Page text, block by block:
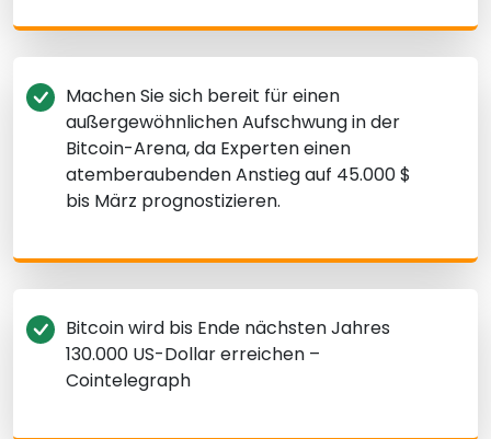
Machen Sie sich bereit für einen
außergewöhnlichen Aufschwung in der
Bitcoin-Arena, da Experten einen
atemberaubenden Anstieg auf 45.000 $
bis März prognostizieren.
Bitcoin wird bis Ende nächsten Jahres
130.000 US-Dollar erreichen –
Cointelegraph